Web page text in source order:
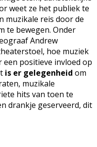
weet ze het publiek te
muzikale reis door de
te bewegen. Onder
Andrew
hoe muziek
positieve invloed op
is er gelegenheid om
muzikale
hits van toen te
drankje geserveerd, dit